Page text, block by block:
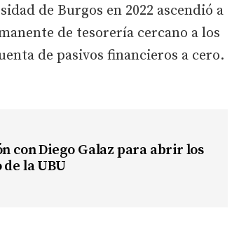
de Burgos en 2022 ascendió a
de tesorería cercano a los
de pasivos financieros a cero.
con Diego Galaz para abrir los
la UBU